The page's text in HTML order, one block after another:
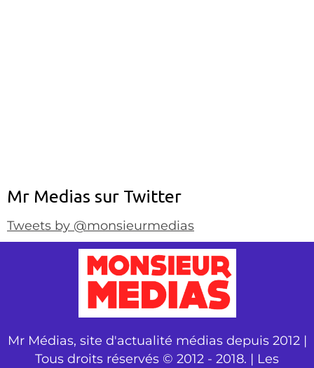
Mr Medias sur Twitter
Tweets by @monsieurmedias
Mr Médias, site d'actualité médias depuis 2012 |
Tous droits réservés © 2012 - 2018. | Les